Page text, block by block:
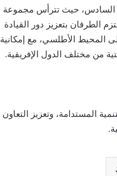
السادس، حيث تترأس مجموعة
الطرفان بتعزيز دور القيادة
المحيط الأطلسي، مع إمكانية
من مختلف الدول الإفريقية.
المستدامة، وتعزيز التعاون